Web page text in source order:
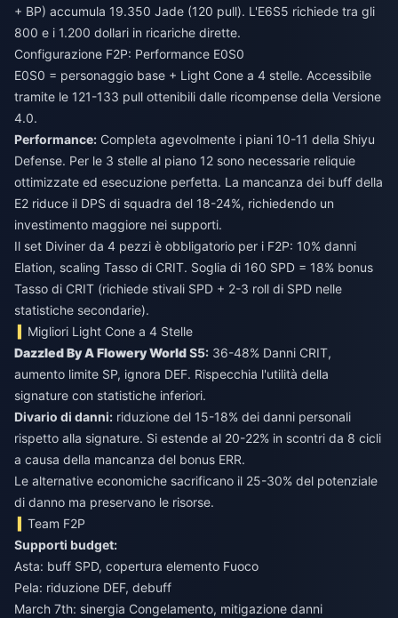
+ BP) accumula 19.350 Jade (120 pull). L'E6S5 richiede tra gli
800 e i 1.200 dollari in ricariche dirette.
Configurazione F2P: Performance E0S0
E0S0 = personaggio base + Light Cone a 4 stelle. Accessibile
tramite le 121-133 pull ottenibili dalle ricompense della Versione
4.0.
Performance: Completa agevolmente i piani 10-11 della Shiyu
Defense. Per le 3 stelle al piano 12 sono necessarie reliquie
ottimizzate ed esecuzione perfetta. La mancanza dei buff della
E2 riduce il DPS di squadra del 18-24%, richiedendo un
investimento maggiore nei supporti.
Il set Diviner da 4 pezzi è obbligatorio per i F2P: 10% danni
Elation, scaling Tasso di CRIT. Soglia di 160 SPD = 18% bonus
Tasso di CRIT (richiede stivali SPD + 2-3 roll di SPD nelle
statistiche secondarie).
Migliori Light Cone a 4 Stelle
Dazzled By A Flowery WorldS5: 36-48% Danni CRIT,
aumento limite SP, ignora DEF. Rispecchia l'utilità della
signature con statistiche inferiori.
Divario di danni: riduzione del 15-18% dei danni personali
rispetto alla signature. Si estende al 20-22% in scontri da 8 cicli
a causa della mancanza del bonus ERR.
Le alternative economiche sacrificano il 25-30% del potenziale
di danno ma preservano le risorse.
Team F2P
Supporti budget:
Asta: buff SPD, copertura elemento Fuoco
Pela: riduzione DEF, debuff
March 7th: sinergia Congelamento, mitigazione danni